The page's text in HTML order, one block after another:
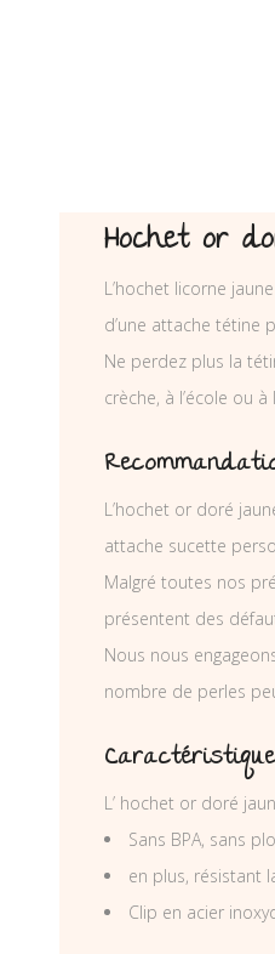
Hochet or
L’hochet licorne
d’une attache tétine
Ne perdez plus la
crèche, à l’école ou
L’hochet or doré
attache sucette
Malgré toutes nos
présentent des
Nous nous
nombre de perles
L’ hochet or doré
Sans BPA, sans
en plus, résistant
Clip en acier